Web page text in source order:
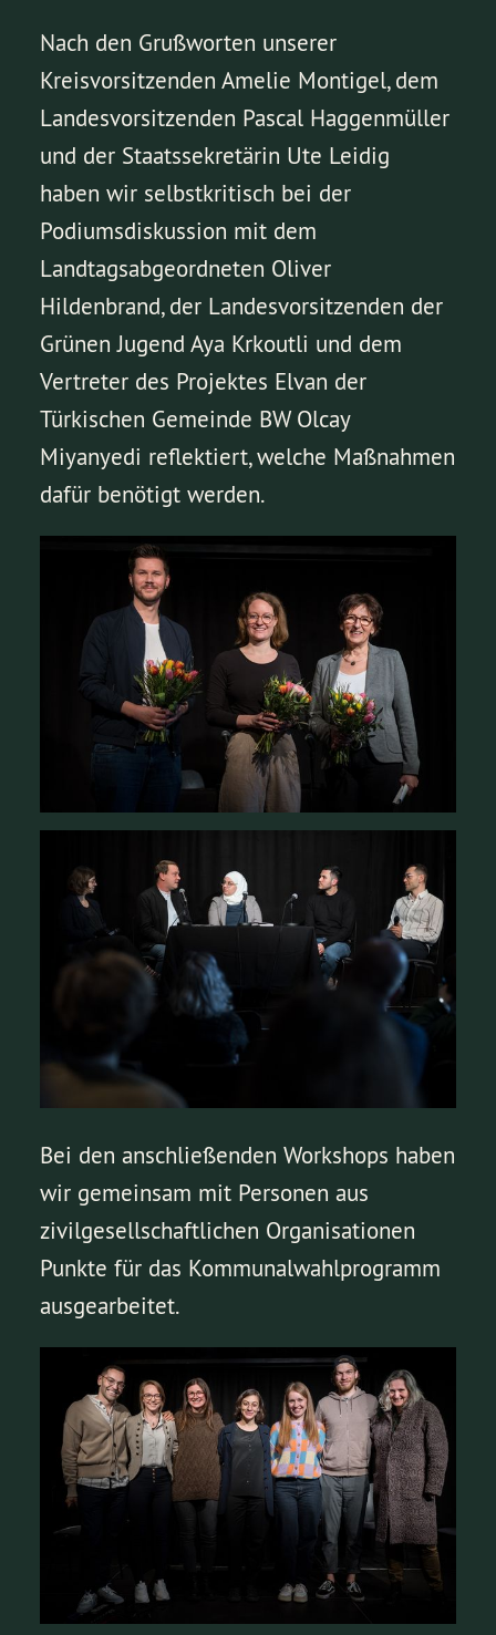
Nach den Grußworten unserer
Kreisvorsitzenden Amelie Montigel, dem
Landesvorsitzenden Pascal Haggenmüller
und der Staatssekretärin Ute Leidig
haben wir selbstkritisch bei der
Podiumsdiskussion mit dem
Landtagsabgeordneten Oliver
Hildenbrand, der Landesvorsitzenden der
Grünen Jugend Aya Krkoutli und dem
Vertreter des Projektes Elvan der
Türkischen Gemeinde BW Olcay
Miyanyedi reflektiert, welche Maßnahmen
dafür benötigt werden.
Bei den anschließenden Workshops haben
wir gemeinsam mit Personen aus
zivilgesellschaftlichen Organisationen
Punkte für das Kommunalwahlprogramm
ausgearbeitet.